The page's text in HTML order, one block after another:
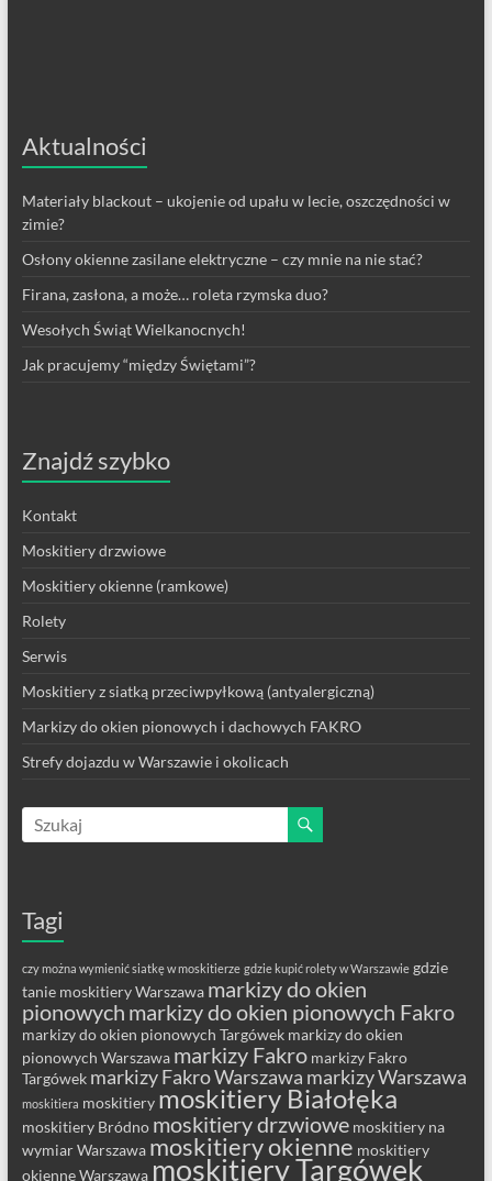
Aktualności
Materiały blackout – ukojenie od upału w lecie, oszczędności w
zimie?
Osłony okienne zasilane elektryczne – czy mnie na nie stać?
Firana, zasłona, a może… roleta rzymska duo?
Wesołych Świąt Wielkanocnych!
Jak pracujemy “między Świętami”?
Znajdź szybko
Kontakt
Moskitiery drzwiowe
Moskitiery okienne (ramkowe)
Rolety
Serwis
Moskitiery z siatką przeciwpyłkową (antyalergiczną)
Markizy do okien pionowych i dachowych FAKRO
Strefy dojazdu w Warszawie i okolicach
Tagi
czy można wymienić siatkę w moskitierze gdzie kupić rolety w Warszawie gdzie
tanie moskitiery Warszawa markizy do okien
pionowych markizy do okien pionowych Fakro
markizy do okien pionowych Targówek markizy do okien
pionowych Warszawa markizy Fakro markizy Fakro
Targówek markizy Fakro Warszawa markizy Warszawa
moskitiera moskitiery moskitiery Białołęka
moskitiery Bródno moskitiery drzwiowe moskitiery na
wymiar Warszawa moskitiery okienne moskitiery
okienne Warszawa moskitiery Targówek